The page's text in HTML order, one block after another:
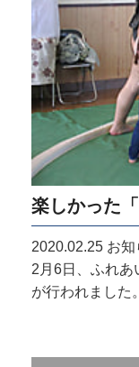
楽しかった
2020.02.25 お知
2月6日、ふれあ
が行われました